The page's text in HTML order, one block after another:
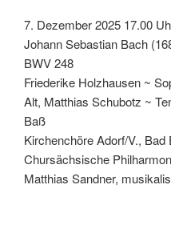
7. Dezember 2025 17.00
Johann Sebastian Bach
BWV 248
Friederike Holzhausen ~
Alt, Matthias Schubotz ~
Baß
Kirchenchöre Adorf/V., Bad
Chursächsische
Matthias Sandner,